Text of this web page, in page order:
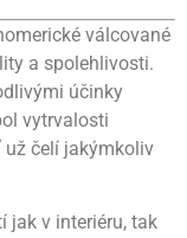
válcované
a spolehlivosti.
účinky
vytrvalosti
už čelí jakýmkoliv
jak v interiéru, tak